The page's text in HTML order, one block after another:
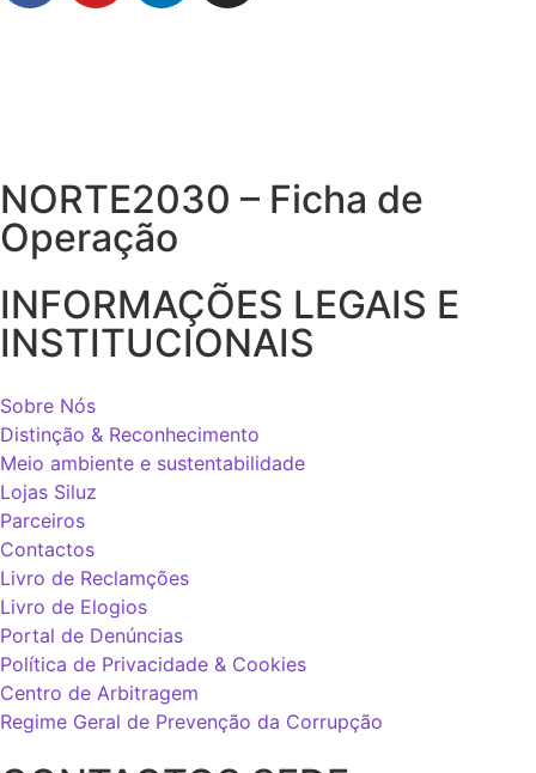
NORTE2030 – Ficha de
Operação
INFORMAÇÕES LEGAIS E
INSTITUCIONAIS
Sobre Nós
Distinção & Reconhecimento
Meio ambiente e sustentabilidade
Lojas Siluz
Parceiros
Contactos
Livro de Reclamções
Livro de Elogios
Portal de Denúncias
Política de Privacidade & Cookies
Centro de Arbitragem
Regime Geral de Prevenção da Corrupção